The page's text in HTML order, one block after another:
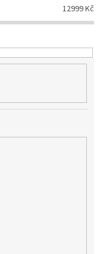
12999Kč